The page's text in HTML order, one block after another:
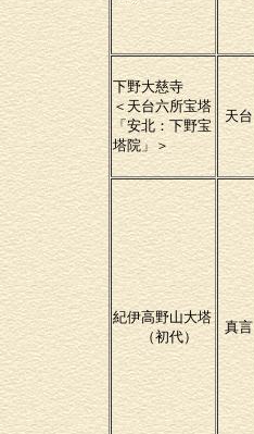
下野大慈寺
＜天台六所宝塔
「安北：下野宝
塔院」＞
天台
紀伊高野山大塔
（初代）
真言